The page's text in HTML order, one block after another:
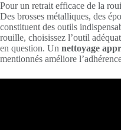
Pour un retrait efficace de la
Des brosses métalliques, des
constituent des outils
rouille, choisissez l’outil
en question. Un nettoyage
mentionnés améliore